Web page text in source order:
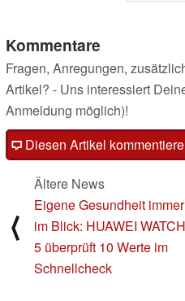
Kommentare
Fragen, Anregungen,
Artikel? - Uns interessiert
Anmeldung möglich)!
Diesen Artikel
⟨
Ältere News
Eigene Gesundheit immer
im Blick: HUAWEI WATCH
5 überprüft 10 Werte im
Schnellcheck